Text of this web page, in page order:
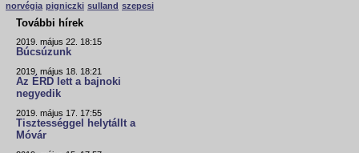
norvégia pigniczki sulland szepesi
További hírek
2019. május 22. 18:15
Búcsúzunk
2019. május 18. 18:21
Az ÉRD lett a bajnoki
negyedik
2019. május 17. 17:55
Tisztességgel helytállt a
Móvár